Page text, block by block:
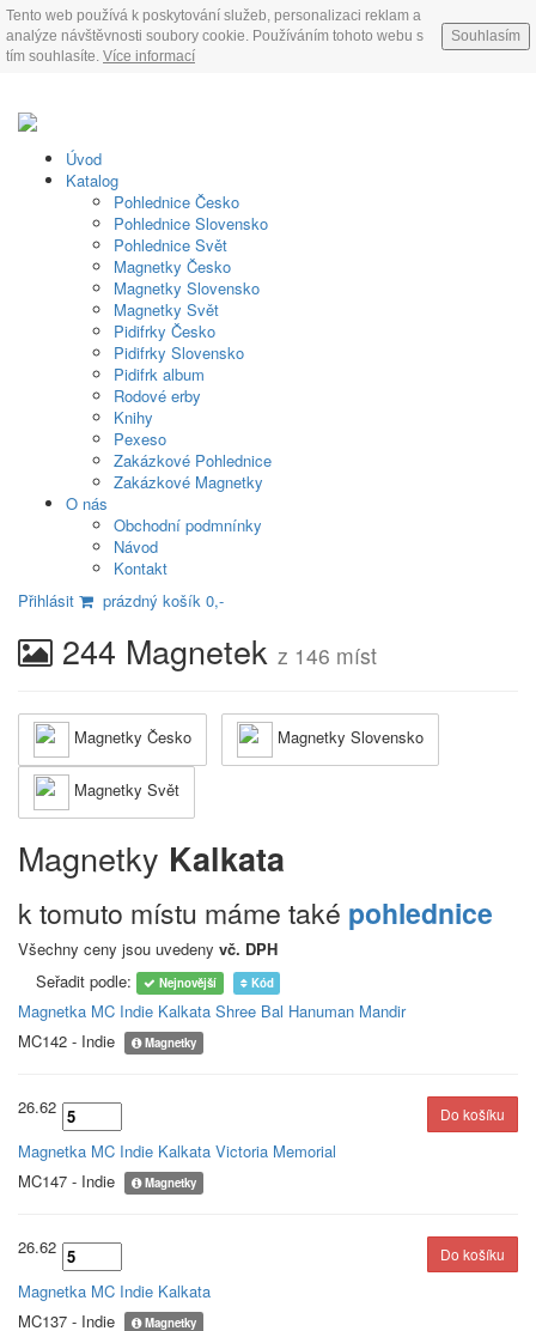
Tento web používá k poskytování služeb, personalizaci reklam a
analýze návštěvnosti soubory cookie. Používáním tohoto webu s
tím souhlasíte. Více informací
Souhlasím
Úvod
Katalog
Pohlednice Česko
Pohlednice Slovensko
Pohlednice Svět
Magnetky Česko
Magnetky Slovensko
Magnetky Svět
Pidifrky Česko
Pidifrky Slovensko
Pidifrk album
Rodové erby
Knihy
Pexeso
Zakázkové Pohlednice
Zakázkové Magnetky
O nás
Obchodní podmnínky
Návod
Kontakt
Přihlásit
prázdný košík 0,-
244 Magnetek z 146 míst
Magnetky Česko Magnetky Slovensko
Magnetky Svět
Magnetky Kalkata
k tomuto místu máme také pohlednice
Všechny ceny jsou uvedeny vč. DPH
Seřadit podle:
Nejnovější Kód
Magnetka MC Indie Kalkata Shree Bal Hanuman Mandir
MC142 - Indie
Magnetky
26.62
Magnetka MC Indie Kalkata Victoria Memorial
MC147 - Indie
Magnetky
26.62
Magnetka MC Indie Kalkata
MC137 - Indie
Magnetky